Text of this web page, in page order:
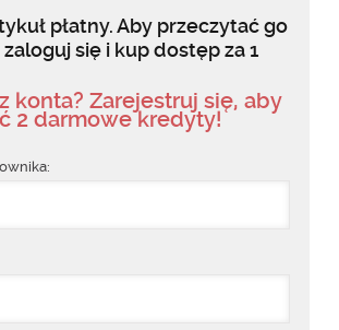
płatny. Aby przeczytać go
zaloguj się i kup dostęp za 1
konta? Zarejestruj się, aby
2 darmowe kredyty!